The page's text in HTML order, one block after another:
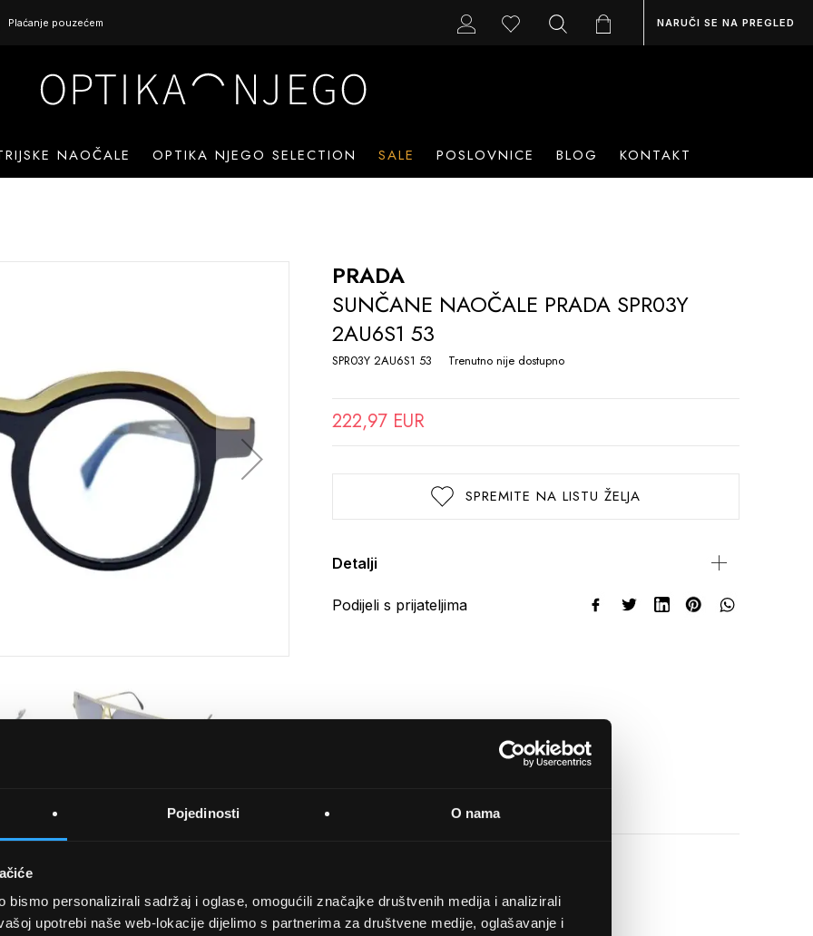
Pojedinosti O nama
bismo personalizirali sadržaj i oglase, omogućili značajke društvenih medija i analizirali
upotrebi naše web-lokacije dijelimo s partnerima za društvene medije, oglašavanje i
Plaćanje pouzećem NARUČI SE NA PREGLED
NAOČALE OPTIKA NJEGO SELECTION SALE POSLOVNICE BLOG KONTAKT
PRADA
SUNČANE NAOČALE PRADA SPR03Y
2AU6S1 53
SPR03Y 2AU6S1 53 Trenutno nije dostupno
222,97 EUR
SPREMITE NA LISTU ŽELJA
Detalji
Podijeli s prijateljima
UVJETI KUPNJE NAČINI PLAĆANJA